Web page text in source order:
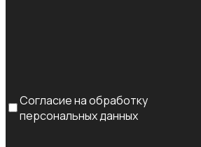
Согласие на обработку
персональных данных